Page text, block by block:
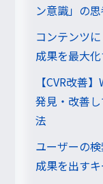
ン意識」の
コンテンツ
成果を最大
【CVR改善
発見・改善
法
ユーザーの
成果を出す